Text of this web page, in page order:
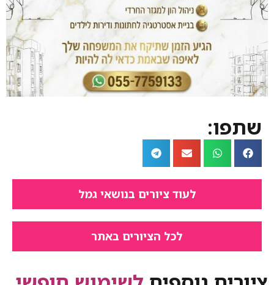
שתפו:
לעוד ציורים בנושאי גמל
לכל הציורים באתר